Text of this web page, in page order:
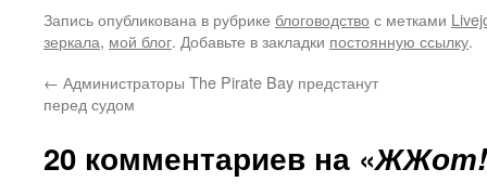
Запись опубликована в рубрике блоговодство с метками
зеркала, мой блог. Добавьте в закладки постоянную ссылку.
← Администраторы The Pirate Bay предстанут
перед судом
20 комментариев на «